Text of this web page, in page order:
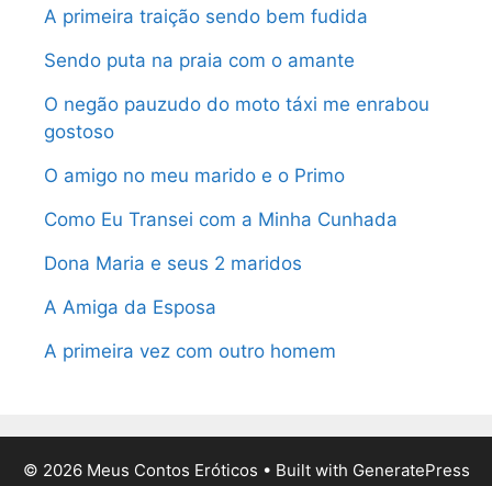
A primeira traição sendo bem fudida
Sendo puta na praia com o amante
O negão pauzudo do moto táxi me enrabou
gostoso
O amigo no meu marido e o Primo
Como Eu Transei com a Minha Cunhada
Dona Maria e seus 2 maridos
A Amiga da Esposa
A primeira vez com outro homem
© 2026 Meus Contos Eróticos • Built with GeneratePress